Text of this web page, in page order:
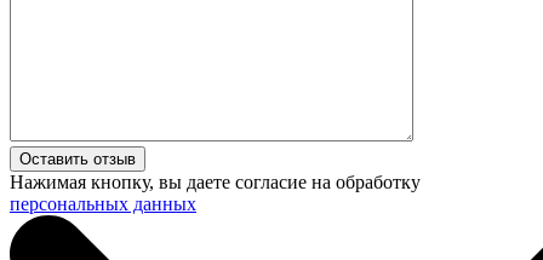
Нажимая кнопку, вы даете согласие на обработку
персональных данных